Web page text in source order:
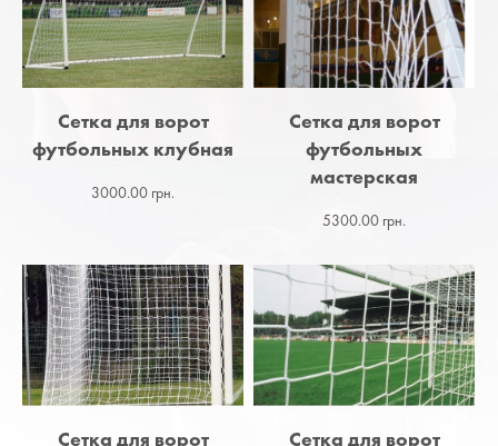
Сетка для ворот
футбольных клубная
3000.00 грн.
Сетка для ворот
футбольных
мастерская
5300.00 грн.
Сетка для ворот
Сетка для ворот